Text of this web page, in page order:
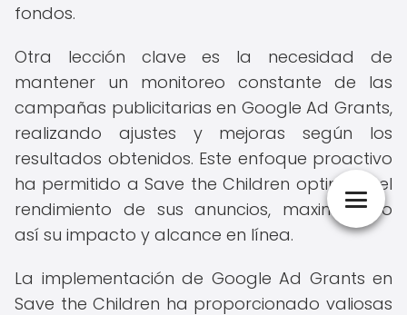
fondos.
Otra lección clave es la necesidad de
mantener un monitoreo constante de las
campañas publicitarias en Google Ad Grants,
realizando ajustes y mejoras según los
resultados obtenidos. Este enfoque proactivo
ha permitido a Save the Children optimizar el
rendimiento de sus anuncios, maximizando
así su impacto y alcance en línea.
La implementación de Google Ad Grants en
Save the Children ha proporcionado valiosas